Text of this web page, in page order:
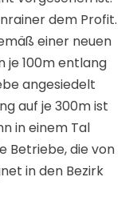
bauen also die
das
ist. Nur weil die
und
Bedürfnissen